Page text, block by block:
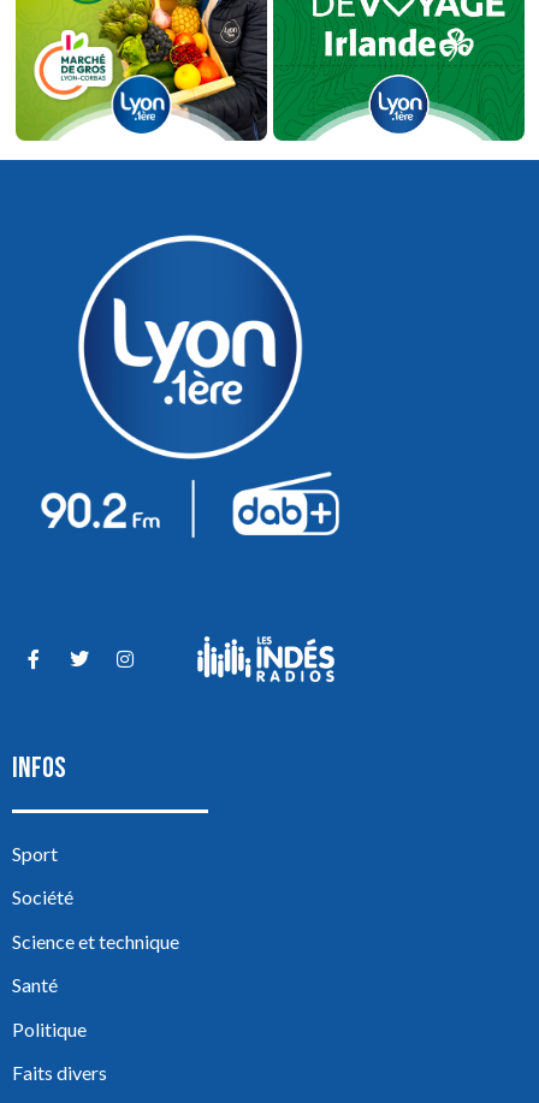
INFOS
Sport
Société
Science et technique
Santé
Politique
Faits divers